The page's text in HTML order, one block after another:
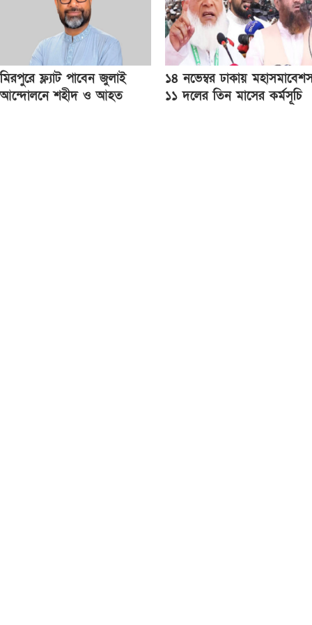
মিরপুরে ফ্ল্যাট পাবেন জুলাই
আন্দোলনে শহীদ ও আহত
১৪ নভেম্বর ঢাকায়
১১ দলের তিন মাসের কর্মসূচি